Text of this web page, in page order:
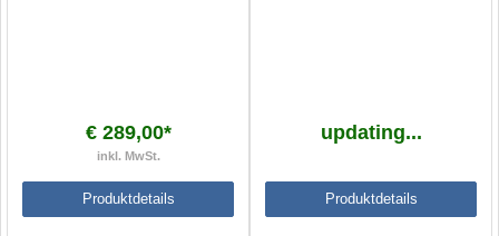
€ 289,00*
inkl. MwSt.
Produktdetails
updating...
Produktdetails